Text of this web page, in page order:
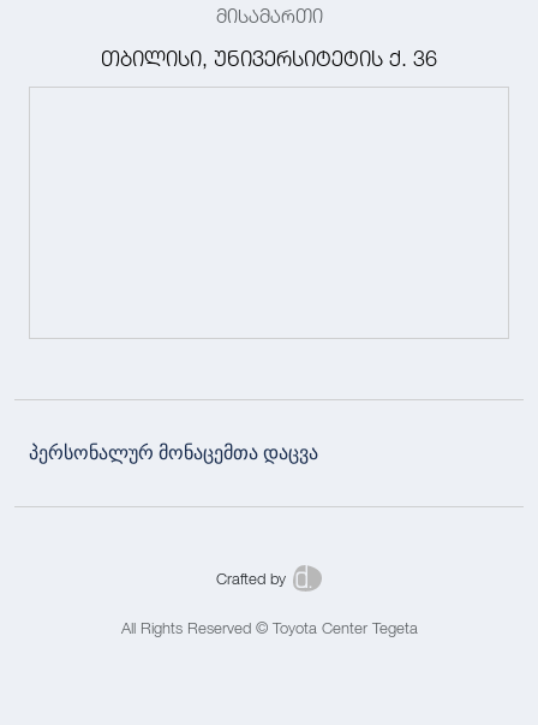
მისამართი
თბილისი, უნივერსიტეტის ქ. 36
პერსონალურ მონაცემთა დაცვა
All Rights Reserved © Toyota Center Tegeta
Crafted by